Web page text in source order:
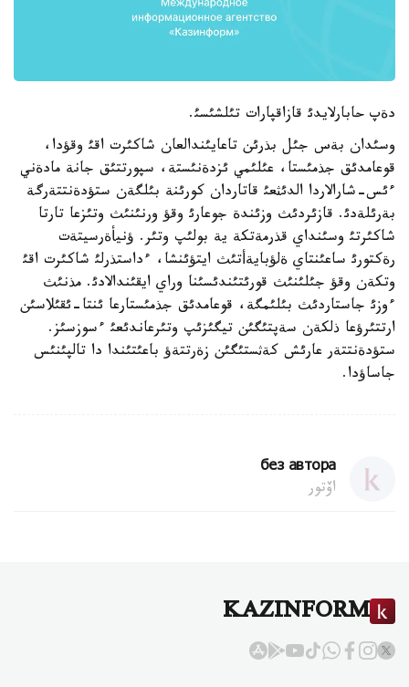
دةپ حابارلايدئ قازاقپارات تئلشئسئ.
وسئدان بةس جئل بذرئن تاعايئندالعان شاكئرت اقئ وقؤدا،
قوعامدئق جذمئستا، عئلئمي ئزدةنئستة، سپورتتئق جانة مادةني
ءئس-شارالاردا الدئثعئ قاتاردان كورئنة بئلگةن ستؤدةنتتةرگة
بةرئلةدئ. قازئردئث وزئندة جوعارئ وقؤ ورنئنئث وتئزعا تارتا
شاكئرتئ وسئنداي قذرمةتكة ية بولئپ وتئر. ؤنيأةرسيتةت
رةكتورئ ساعئنتاي ةلؤبايةأتئث ايتؤئنشا، ءداستذرلئ شاكئرت اقئ
وتكةن وقؤ جئلئنئث قورئتئندئسئنا وراي ايقئندالادئ. مذنئث
ءوزئ جاستاردئث بئلئمگة، قوعامدئق جذمئستارعا ئنتا-ئقئلاسئن
ارتتئرؤعا ذلكةن سةپتئگئن تيگئزئپ وتئرعاندئعئ ءسوزسئز.
ستؤدةنتتةر عارئش كةثستئگئن زةرتتةؤ باعئتئندا دا تالپئنئس
جاساؤدا.
без автора
اۆتور
KAZINFORM